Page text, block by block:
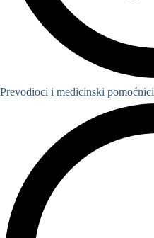
Prevodioci i medicinski pomoćnici